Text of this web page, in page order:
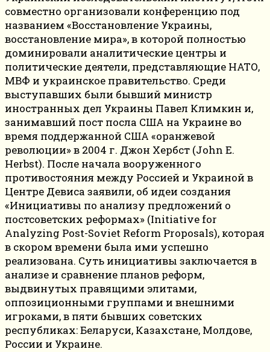
совместно организовали конференцию под
названием «Восстановление Украины,
восстановление мира», в которой полностью
доминировали аналитические центры и
политические деятели, представляющие НАТО,
МВФ и украинское правительство. Среди
выступавших были бывший министр
иностранных дел Украины Павел Климкин и,
занимавший пост посла США на Украине во
время поддержанной США «оранжевой
революции» в 2004 г. Джон Хербст (John E.
Herbst). После начала вооруженного
противостояния между Россией и Украиной в
Центре Девиса заявили, об идеи создания
«Инициативы по анализу предложений о
постсоветских реформах» (Initiative for
Analyzing Post-Soviet Reform Proposals), которая
в скором времени была ими успешно
реализована. Суть инициативы заключается в
анализе и сравнение планов реформ,
выдвинутых правящими элитами,
оппозиционными группами и внешними
игроками, в пяти бывших советских
республиках: Беларуси, Казахстане, Молдове,
России и Украине.